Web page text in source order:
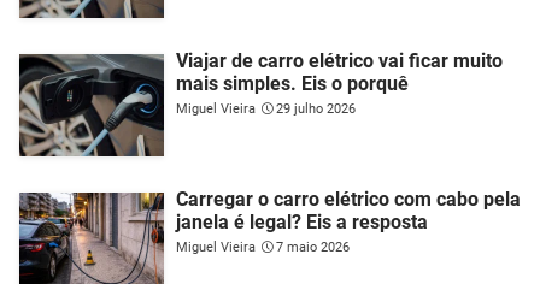
Viajar de carro elétrico vai ficar muito
mais simples. Eis o porquê
Miguel Vieira 29 julho 2026
Carregar o carro elétrico com cabo pela
janela é legal? Eis a resposta
Miguel Vieira 7 maio 2026